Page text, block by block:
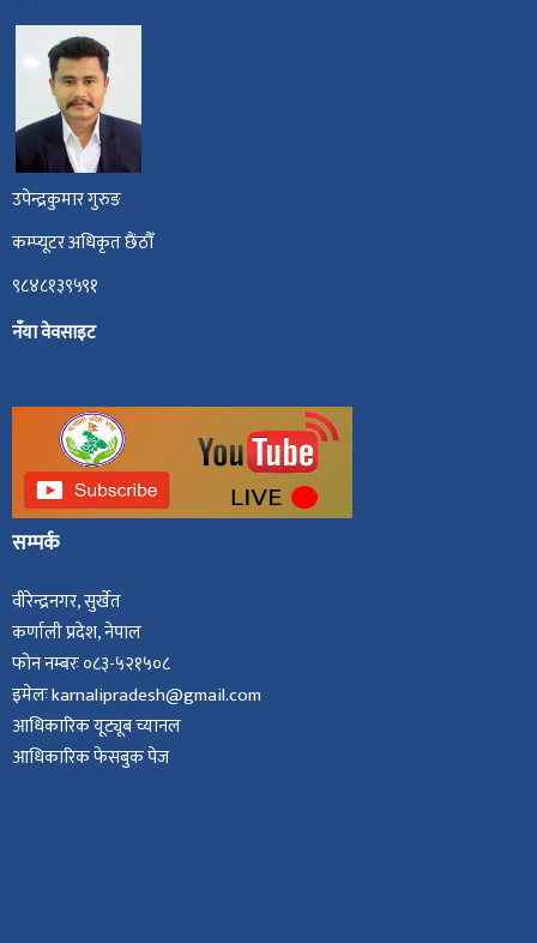
उपेन्द्रकुमार गुरुङ
कम्प्यूटर अधिकृत छैंठौँ
९८४८१३९५९१
नँया वेवसाइट
सम्पर्क
वीरेन्द्रनगर, सुर्खेत
कर्णाली प्रदेश, नेपाल
फोन नम्बरः ०८३-५२१५०८
इमेलः karnalipradesh@gmail.com
आधिकारिक यूट्यूब च्यानल
आधिकारिक फेसबुक पेज